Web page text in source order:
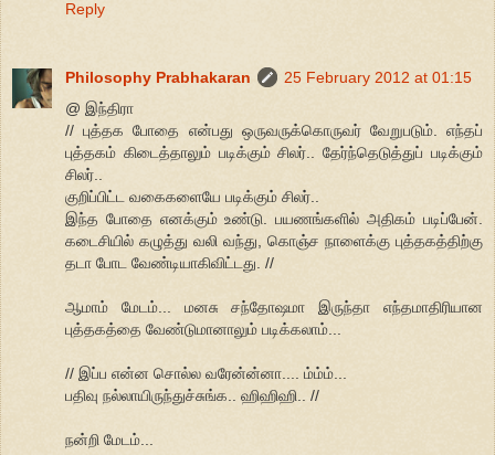
Reply
Philosophy Prabhakaran
25 February 2012 at 01:15
@ இந்திரா
// புத்தக போதை என்பது ஒருவருக்கொருவர் வேறுபடும். எந்தப்
புத்தகம் கிடைத்தாலும் படிக்கும் சிலர்.. தேர்ந்தெடுத்துப் படிக்கும்
சிலர்..
குறிப்பிட்ட வகைகளையே படிக்கும் சிலர்..
இந்த போதை எனக்கும் உண்டு. பயணங்களில் அதிகம் படிப்பேன்.
கடைசியில் கழுத்து வலி வந்து, கொஞ்ச நாளைக்கு புத்தகத்திற்கு
தடா போட வேண்டியாகிவிட்டது. //
ஆமாம் மேடம்... மனசு சந்தோஷமா இருந்தா எந்தமாதிரியான
புத்தகத்தை வேண்டுமானாலும் படிக்கலாம்...
// இப்ப என்ன சொல்ல வரேன்ன்னா.... ம்ம்ம்...
பதிவு நல்லாயிருந்துச்சுங்க.. ஹிஹிஹி.. //
நன்றி மேடம்...